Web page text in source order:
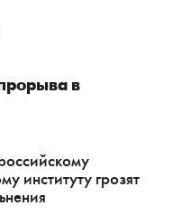
в
институту грозят